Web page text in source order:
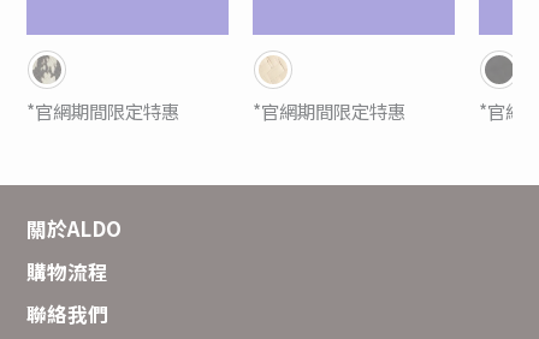
*官網期間限定特惠 *官網期間限定特惠 *官網
關於ALDO
購物流程
聯絡我們